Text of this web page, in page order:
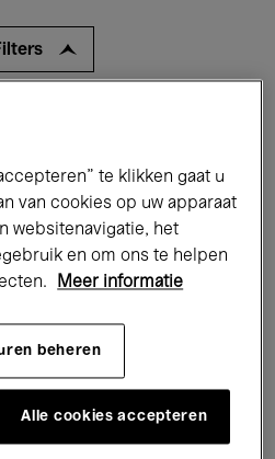
Films
Lezingen & Debatten
Muziek Global Music
Kids’ Palace
te klikken gaat u
van cookies op uw apparaat
websitenavigatie, het
en om ons te helpen
Meer informatie
beheren
Alle cookies accepteren